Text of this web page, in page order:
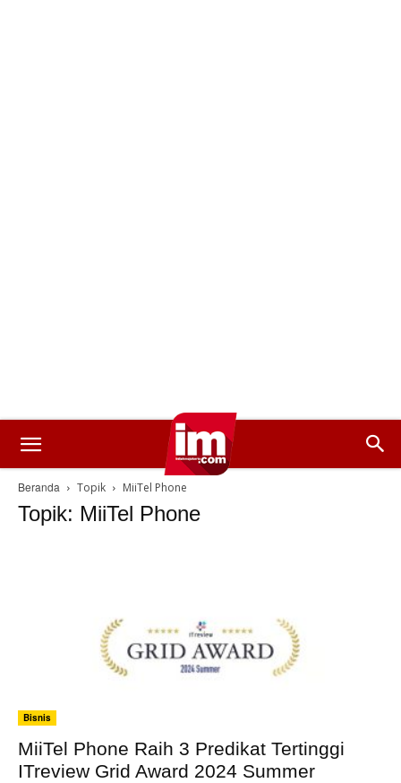
Beranda Topik MiiTel Phone
Topik: MiiTel Phone
Bisnis
MiiTel Phone Raih 3 Predikat Tertinggi
ITreview Grid Award 2024 Summer